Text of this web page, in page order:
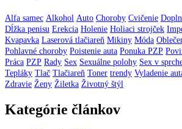
Alfa samec Alkohol Auto Choroby Cvičenie
Dĺžka penisu Erekcia Holenie Holiaci strojček
Kvapavka Laserová tlačiareň Mikiny Móda
Pohlavné choroby Poistenie auta Ponuka PZP
Práca PZP Rady Sex Sexuálne polohy Sex v
Tepláky Tlač Tlačiareň Toner trendy Vyladenie
Zdravie Ženy Žiletka Životný štýl
Kategórie článkov